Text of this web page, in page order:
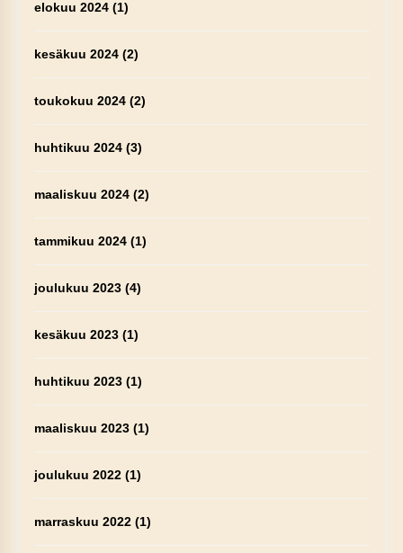
elokuu 2024(1)
kesäkuu 2024(2)
toukokuu 2024(2)
huhtikuu 2024(3)
maaliskuu 2024(2)
tammikuu 2024(1)
joulukuu 2023(4)
kesäkuu 2023(1)
huhtikuu 2023(1)
maaliskuu 2023(1)
joulukuu 2022(1)
marraskuu 2022(1)